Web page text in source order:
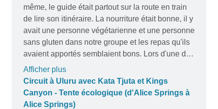
même, le guide était partout sur la route en train
de lire son itinéraire. La nourriture était bonne, il y
avait une personne végétarienne et une personne
sans gluten dans notre groupe et les repas qu'ils
avaient apportés semblaient bons. Lors d'une des
randonnées, il n'y avait pas d'en-cas sans gluten
à disposition, le guide a dû oublier, je comprends
qu'il est difficile de se souvenir de satisfaire tout
le monde. Notre groupe a dû cuisiner et nettoyer
Afficher plus
Circuit à Uluru avec Kata Tjuta et Kings
Canyon - Tente écologique (d'Alice Springs à
Alice Springs)